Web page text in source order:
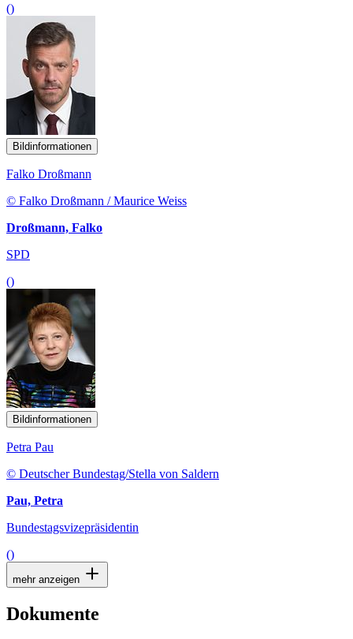
()
Bildinformationen
Falko Droßmann
© Falko Droßmann / Maurice Weiss
Droßmann, Falko
SPD
()
Bildinformationen
Petra Pau
© Deutscher Bundestag/Stella von Saldern
Pau, Petra
Bundestagsvizepräsidentin
()
mehr anzeigen
Dokumente